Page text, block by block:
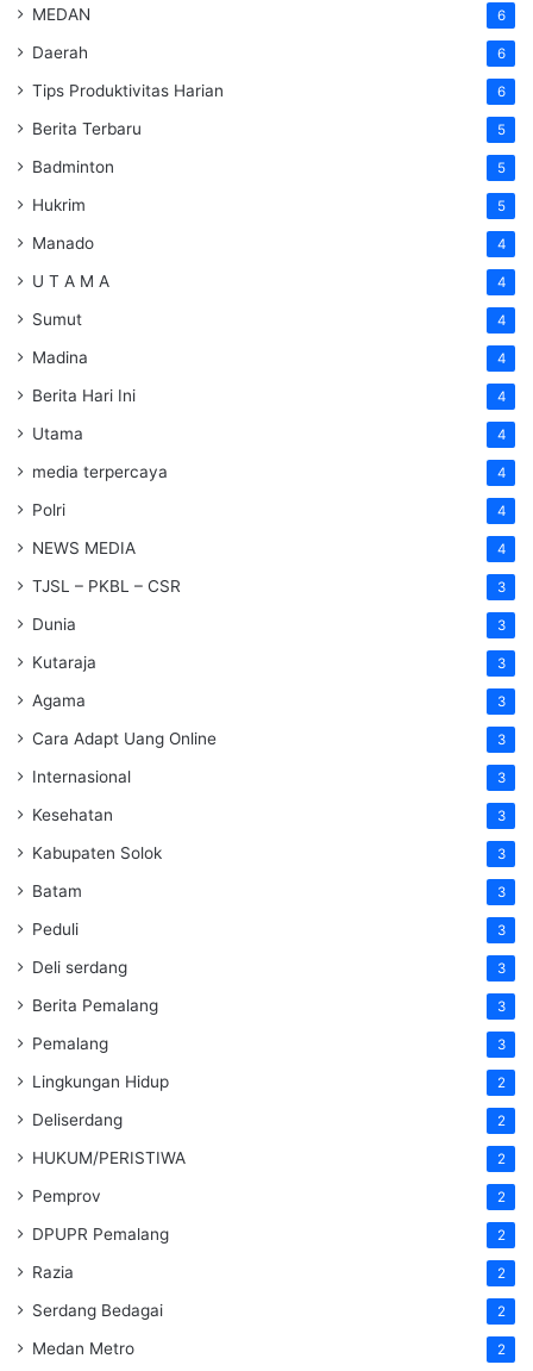
MEDAN 6
Daerah 6
Tips Produktivitas Harian 6
Berita Terbaru 5
Badminton 5
Hukrim 5
Manado 4
U T A M A 4
Sumut 4
Madina 4
Berita Hari Ini 4
Utama 4
media terpercaya 4
Polri 4
NEWS MEDIA 4
TJSL – PKBL – CSR 3
Dunia 3
Kutaraja 3
Agama 3
Cara Adapt Uang Online 3
Internasional 3
Kesehatan 3
Kabupaten Solok 3
Batam 3
Peduli 3
Deli serdang 3
Berita Pemalang 3
Pemalang 3
Lingkungan Hidup 2
Deliserdang 2
HUKUM/PERISTIWA 2
Pemprov 2
DPUPR Pemalang 2
Razia 2
Serdang Bedagai 2
Medan Metro 2